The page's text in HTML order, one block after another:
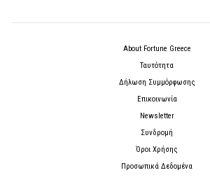
About Fortune Greece
Ταυτότητα
Δήλωση Συμμόρφωσης
Επικοινωνία
Newsletter
Συνδρομή
Όροι Χρήσης
Προσωπικά Δεδομένα